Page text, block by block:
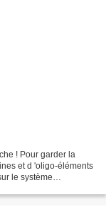
! Pour garder la
et d 'oligo-éléments
le système